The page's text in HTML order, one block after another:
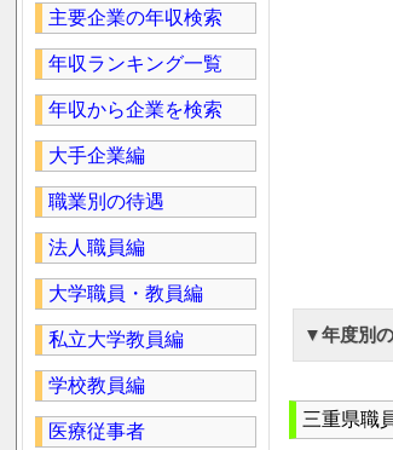
▼年度別
三重県職
主要企業の年収検索
年収ランキング一覧
年収から企業を検索
大手企業編
職業別の待遇
法人職員編
大学職員・教員編
私立大学教員編
学校教員編
医療従事者